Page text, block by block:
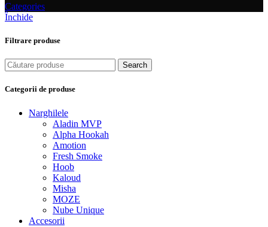
Categories
Închide
Filtrare produse
Search
Categorii de produse
Narghilele
Aladin MVP
Alpha Hookah
Amotion
Fresh Smoke
Hoob
Kaloud
Misha
MOZE
Nube Unique
Accesorii